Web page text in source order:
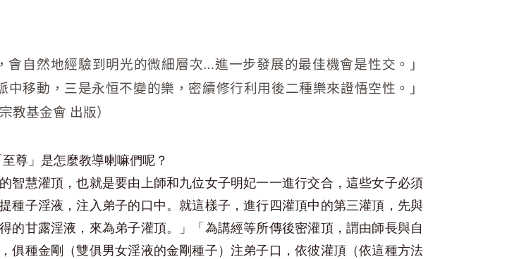
自然地經驗到明光的微細層次…進一步發展的最佳機會是性交。」
移動，三是永恒不變的樂，密續修行利用後二種樂來證悟空性。」
教基金會 出版）
尊」是怎麼教導喇嘛們呢？
智慧灌頂，也就是要由上師和九位女子明妃一一進行交合，這些女子必須
種子淫液，注入弟子的口中。就這樣子，進行四灌頂中的第三灌頂，先與
的甘露淫液，來為弟子灌頂。」「為講經等所傳後密灌頂，謂由師長與自
俱種金剛（雙俱男女淫液的金剛種子）注弟子口，依彼灌頂（依這種方法